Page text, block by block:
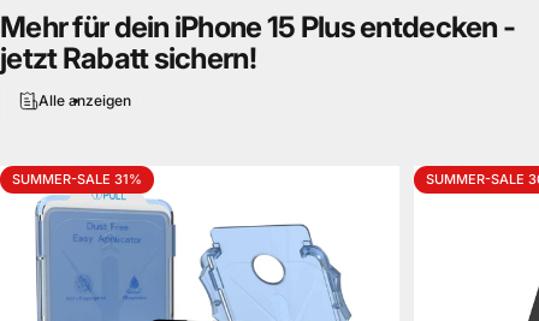
Mehrfürdein iPhone15 Plusentdecken -
jetztRabattsichern!
Alle anzeigen
SUMMER-SALE 31% SUMMER-SALE